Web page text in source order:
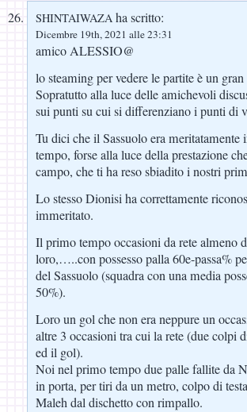
SHINTAIWAZA ha scritto:
Dicembre 19th, 2021 alle 23:31
amico ALESSIO@
lo steaming per vedere le partite è un
Sopratutto alla luce delle amichevoli
sui punti su cui si differenziano i punti di
Tu dici che il Sassuolo era
tempo, forse alla luce della prestazione
campo, che ti ha reso sbiadito i nostri
Lo stesso Dionisi ha correttamente
immeritato.
Il primo tempo occasioni da rete almeno
loro,…..con possesso palla 60e-passa%
del Sassuolo (squadra con una media
50%).
Loro un gol che non era neppure un
altre 3 occasioni tra cui la rete (due colpi
ed il gol).
Noi nel primo tempo due palle fallite da
in porta, per tiri da un metro, colpo di
Maleh dal dischetto con rimpallo.